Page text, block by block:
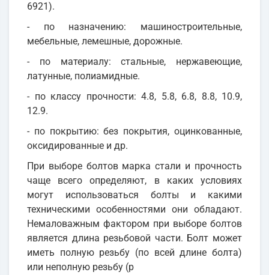
6921).
- по назначению: машиностроительные,
мебельные, лемешные, дорожные.
- по материалу: стальные, нержавеющие,
латунные, полиамидные.
- по классу прочности: 4.8, 5.8, 6.8, 8.8, 10.9,
12.9.
- по покрытию: без покрытия, оцинкованные,
оксидированные и др.
При выборе болтов марка стали и прочность
чаще всего определяют, в каких условиях
могут использоваться болты и какими
техническими особенностями они обладают.
Немаловажным фактором при выборе болтов
является длина резьбовой части. Болт может
иметь полную резьбу (по всей длине болта)
или неполную резьбу (р